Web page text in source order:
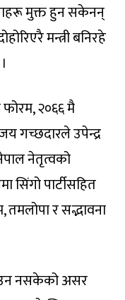
मुक्त हुन सकेनन्
मन्त्री बनिरहे
२०६६ मै
गच्छदारले उपेन्द्र
नेतृत्वको
सिंगो पार्टीसहित
र सद्भावना
नसकेको असर